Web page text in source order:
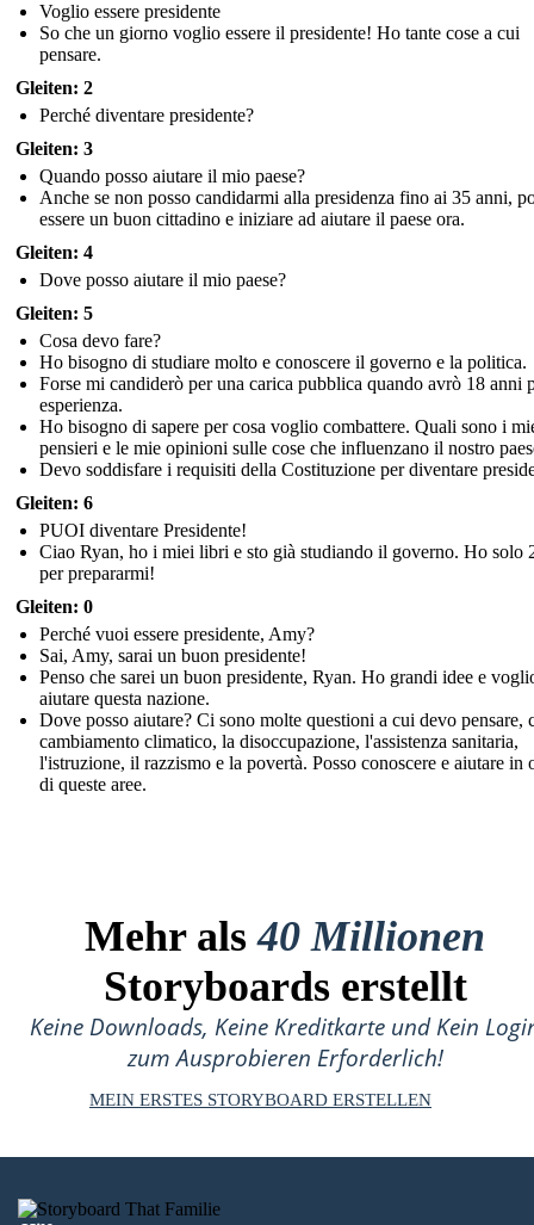
Voglio essere presidente
So che un giorno voglio essere il presidente! Ho tante cose a cui
pensare.
Gleiten: 2
Perché diventare presidente?
Gleiten: 3
Quando posso aiutare il mio paese?
Anche se non posso candidarmi alla presidenza fino ai 35 anni,
essere un buon cittadino e iniziare ad aiutare il paese ora.
Gleiten: 4
Dove posso aiutare il mio paese?
Gleiten: 5
Cosa devo fare?
Ho bisogno di studiare molto e conoscere il governo e la politica.
Forse mi candiderò per una carica pubblica quando avrò 18 anni
esperienza.
Ho bisogno di sapere per cosa voglio combattere. Quali sono i
pensieri e le mie opinioni sulle cose che influenzano il nostro
Devo soddisfare i requisiti della Costituzione per diventare
Gleiten: 6
PUOI diventare Presidente!
Ciao Ryan, ho i miei libri e sto già studiando il governo. Ho solo
per prepararmi!
Gleiten: 0
Perché vuoi essere presidente, Amy?
Sai, Amy, sarai un buon presidente!
Penso che sarei un buon presidente, Ryan. Ho grandi idee e
aiutare questa nazione.
Dove posso aiutare? Ci sono molte questioni a cui devo pensare,
cambiamento climatico, la disoccupazione, l'assistenza sanitaria,
l'istruzione, il razzismo e la povertà. Posso conoscere e aiutare in
di queste aree.
Mehr als40 Millionen
Storyboards erstellt
Keine Downloads, Keine Kreditkarte und Kein
zum Ausprobieren Erforderlich!
MEIN ERSTES STORYBOARD ERSTELLEN